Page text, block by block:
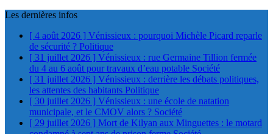
Les dernières infos
[ 4 août 2026 ] Vénissieux : pourquoi Michèle Picard reparle
de sécurité ? Politique
[ 31 juillet 2026 ] Vénissieux : rue Germaine Tillion fermée
du 4 au 6 août pour travaux d’eau potable Société
[ 31 juillet 2026 ] Vénissieux : derrière les débats politiques,
les attentes des habitants Politique
[ 30 juillet 2026 ] Vénissieux : une école de natation
municipale, et le CMOV alors ? Société
[ 29 juillet 2026 ] Mort de Kilyan aux Minguettes : le motard